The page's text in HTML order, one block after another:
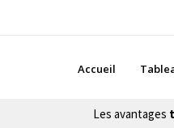
Accueil
Les avantages